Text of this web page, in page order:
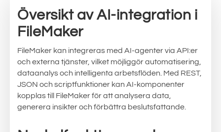
Översikt av AI-integration i
FileMaker
FileMaker kan integreras med AI-agenter via API:er
och externa tjänster, vilket möjliggör automatisering,
dataanalys och intelligenta arbetsflöden. Med REST,
JSON och scriptfunktioner kan AI-komponenter
kopplas till FileMaker för att analysera data,
generera insikter och förbättra beslutsfattande.